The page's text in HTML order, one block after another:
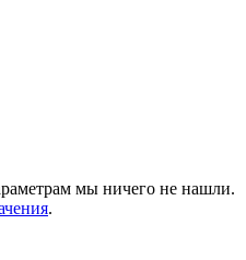
мы ничего не нашли.
.